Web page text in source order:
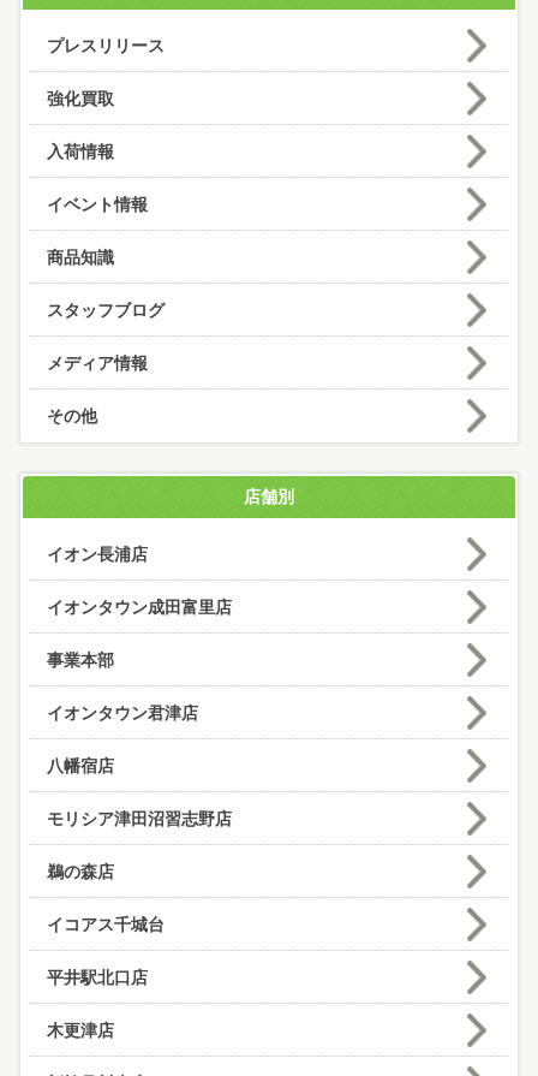
プレスリリース
強化買取
入荷情報
イベント情報
商品知識
スタッフブログ
メディア情報
その他
店舗別
イオン長浦店
イオンタウン成田富里店
事業本部
イオンタウン君津店
八幡宿店
モリシア津田沼習志野店
鵜の森店
イコアス千城台
平井駅北口店
木更津店